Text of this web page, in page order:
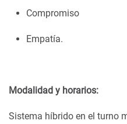
Compromiso
Empatía.
Modalidad y horarios:
Sistema híbrido en el turno